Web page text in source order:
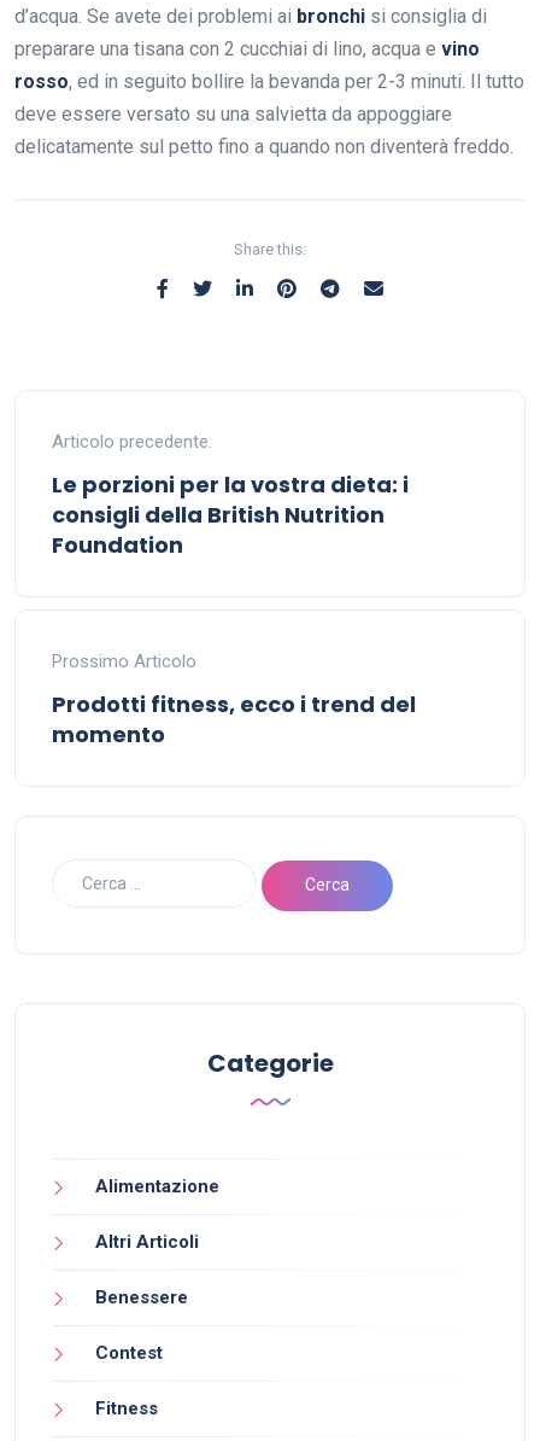
d’acqua. Se avete dei problemi ai bronchi si consiglia di
preparare una tisana con 2 cucchiai di lino, acqua e vino
rosso, ed in seguito bollire la bevanda per 2-3 minuti. Il tutto
deve essere versato su una salvietta da appoggiare
delicatamente sul petto fino a quando non diventerà freddo.
Share this:
Articolo precedente.
Le porzioni per la vostra dieta: i
consigli della British Nutrition
Foundation
Prossimo Articolo
Prodotti fitness, ecco i trend del
momento
Categorie
Alimentazione
Altri Articoli
Benessere
Contest
Fitness